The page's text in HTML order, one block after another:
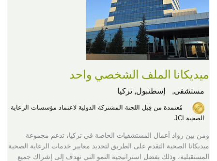
ميديكانا الملف الشخصي واحد
مستشفى, إسطنبول, تركيا
مُعتمدة من قِبل اللجنة المشتركة الدولية لاعتماد مؤسسات الرعاية
الصحية JCI
ومن بين رواد أعمال المستشفيات الخاصة في تركيا، تدعم مجموعة
ميديكانا الصحية التقدم على الطريق لتحديد معايير خدمات الرعاية الصحية
المستقبلية، وذلك بفضل استراتيجية النمو التي تهدف إلى إشراك جميع